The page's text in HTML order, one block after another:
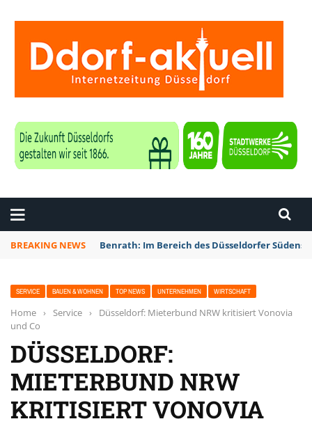
BREAKING NEWS Benrath: Im Bereich des Düsseldorfer
SERVICE BAUEN & WOHNEN TOP NEWS UNTERNEHMEN WIRTSCHAFT
Home › Service ›
Düsseldorf: Mieterbund NRW kritisiert Vonovia
und Co
DÜSSELDORF:
MIETERBUND NRW
KRITISIERT VONOVIA